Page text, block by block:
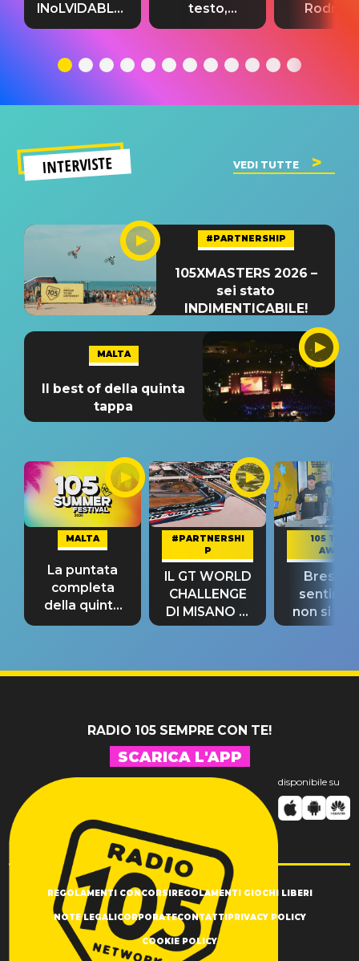
INoLVIDABLE”:
testo,
significato
testo,
traduzione e
del singolo
testo,
INTERVISTE VEDI TUTTE
#PARTNERSHIP
105XMASTERS 2026 –
sei stato
INDIMENTICABILE!
MALTA
Il best of della quinta
tappa
MALTA
La puntata
completa
della quinta
tappa
#PARTNERSHI
P
IL GT WORLD
CHALLENGE
DI MISANO si
riconferma
105 TAKE
AWAY
Bresh:
non si
fino alla
RADIO 105 SEMPRE CON TE!
SCARICA L'APP
disponibile su
REGOLAMENTI CONCORSI REGOLAMENTI GIOCHI LIBERI
NOTE LEGALI CORPORATECONTATTI PRIVACY POLICY
COOKIE POLICY